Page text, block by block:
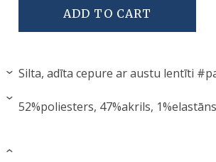
›
›
›
ADD TO CART
Silta, adīta cepure ar austu lentīti
52%poliesters, 47%akrils, 1%elastāns